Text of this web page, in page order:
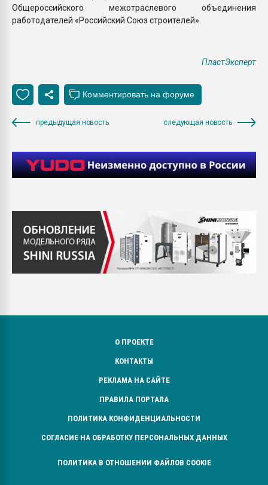
Общероссийского межотраслевого объединения
работодателей «Российский Союз строителей».
ПластЭксперт
предыдущая новость следующая новость
О ПРОЕКТЕ
КОНТАКТЫ
РЕКЛАМА НА САЙТЕ
ПРАВИЛА ПОРТАЛА
ПОЛИТИКА КОНФИДЕНЦИАЛЬНОСТИ
СОГЛАСИЕ НА ОБРАБОТКУ ПЕРСОНАЛЬНЫХ ДАННЫХ
ПОЛИТИКА В ОТНОШЕНИИ ФАЙЛОВ COOKIE